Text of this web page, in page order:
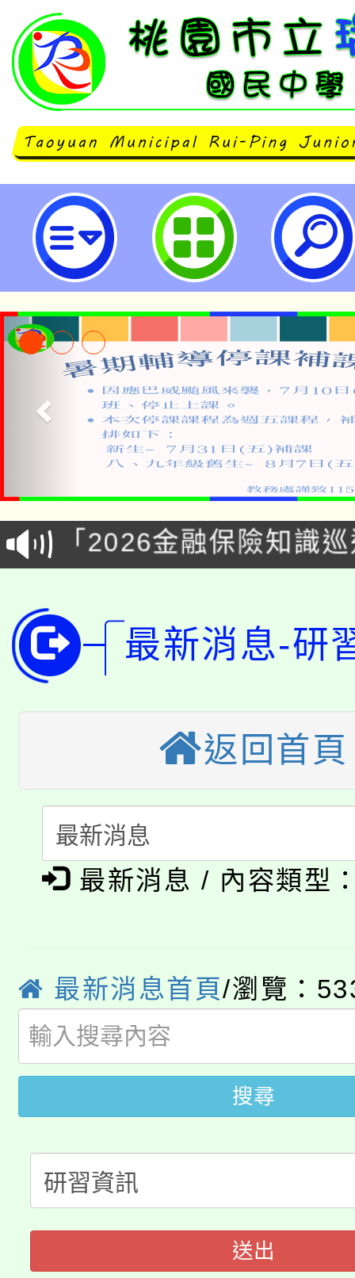
大園自造教育及科技中心114年3
習-桃園市立瑞坪國民中學
公告本校115學年度第
代理(課)教師甄選結果
「2026金融保險知識
車」活動
桃園市115學年度學生
生本土語及新住民語歌
公告本校115學年度第
代理(課)教師甄選結果(
公告本校115學年度第
《TA101》溝通分析基
心理、諮商輔導、社會
系所師生報名參加。
轉知苗栗縣政府辦理
縣市「校園短影音徵
門員」簡章及活動海報
踴躍報名參加。
桃園市115學年度學生
要點
「桃園市補助參觀特色
展演活動實施計畫」
115年度「教育部表揚
義教育推展貢獻獎」
公告本校115學年度第
車」活動
生本土語及新住民語歌
公告本校115學年度第
代理(課)教師甄選結果(
公告本校115學年度第
代理(課)教師甄選結果
轉知中國文化大學推廣
程，歡迎學生輔導中心
心理、諮商輔導、社會
系所師生報名參加。
轉知苗栗縣政府辦理
縣市「校園短影音徵選
門員」簡章及活動海報
踴躍報名參加。
桃園市115學年度學生
要點
「桃園市補助參觀特色
展演活動實施計畫」
115年度「教育部表揚
最新消息-研
返回首頁
最新消息 / 內容類型
最新消息首頁/瀏覽：
搜尋
送出